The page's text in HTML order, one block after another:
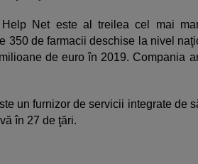
Net este al treilea cel mai
350 de farmacii deschise la nivel
de euro în 2019. Compania
un furnizor de servicii integrate de
în 27 de ţări.